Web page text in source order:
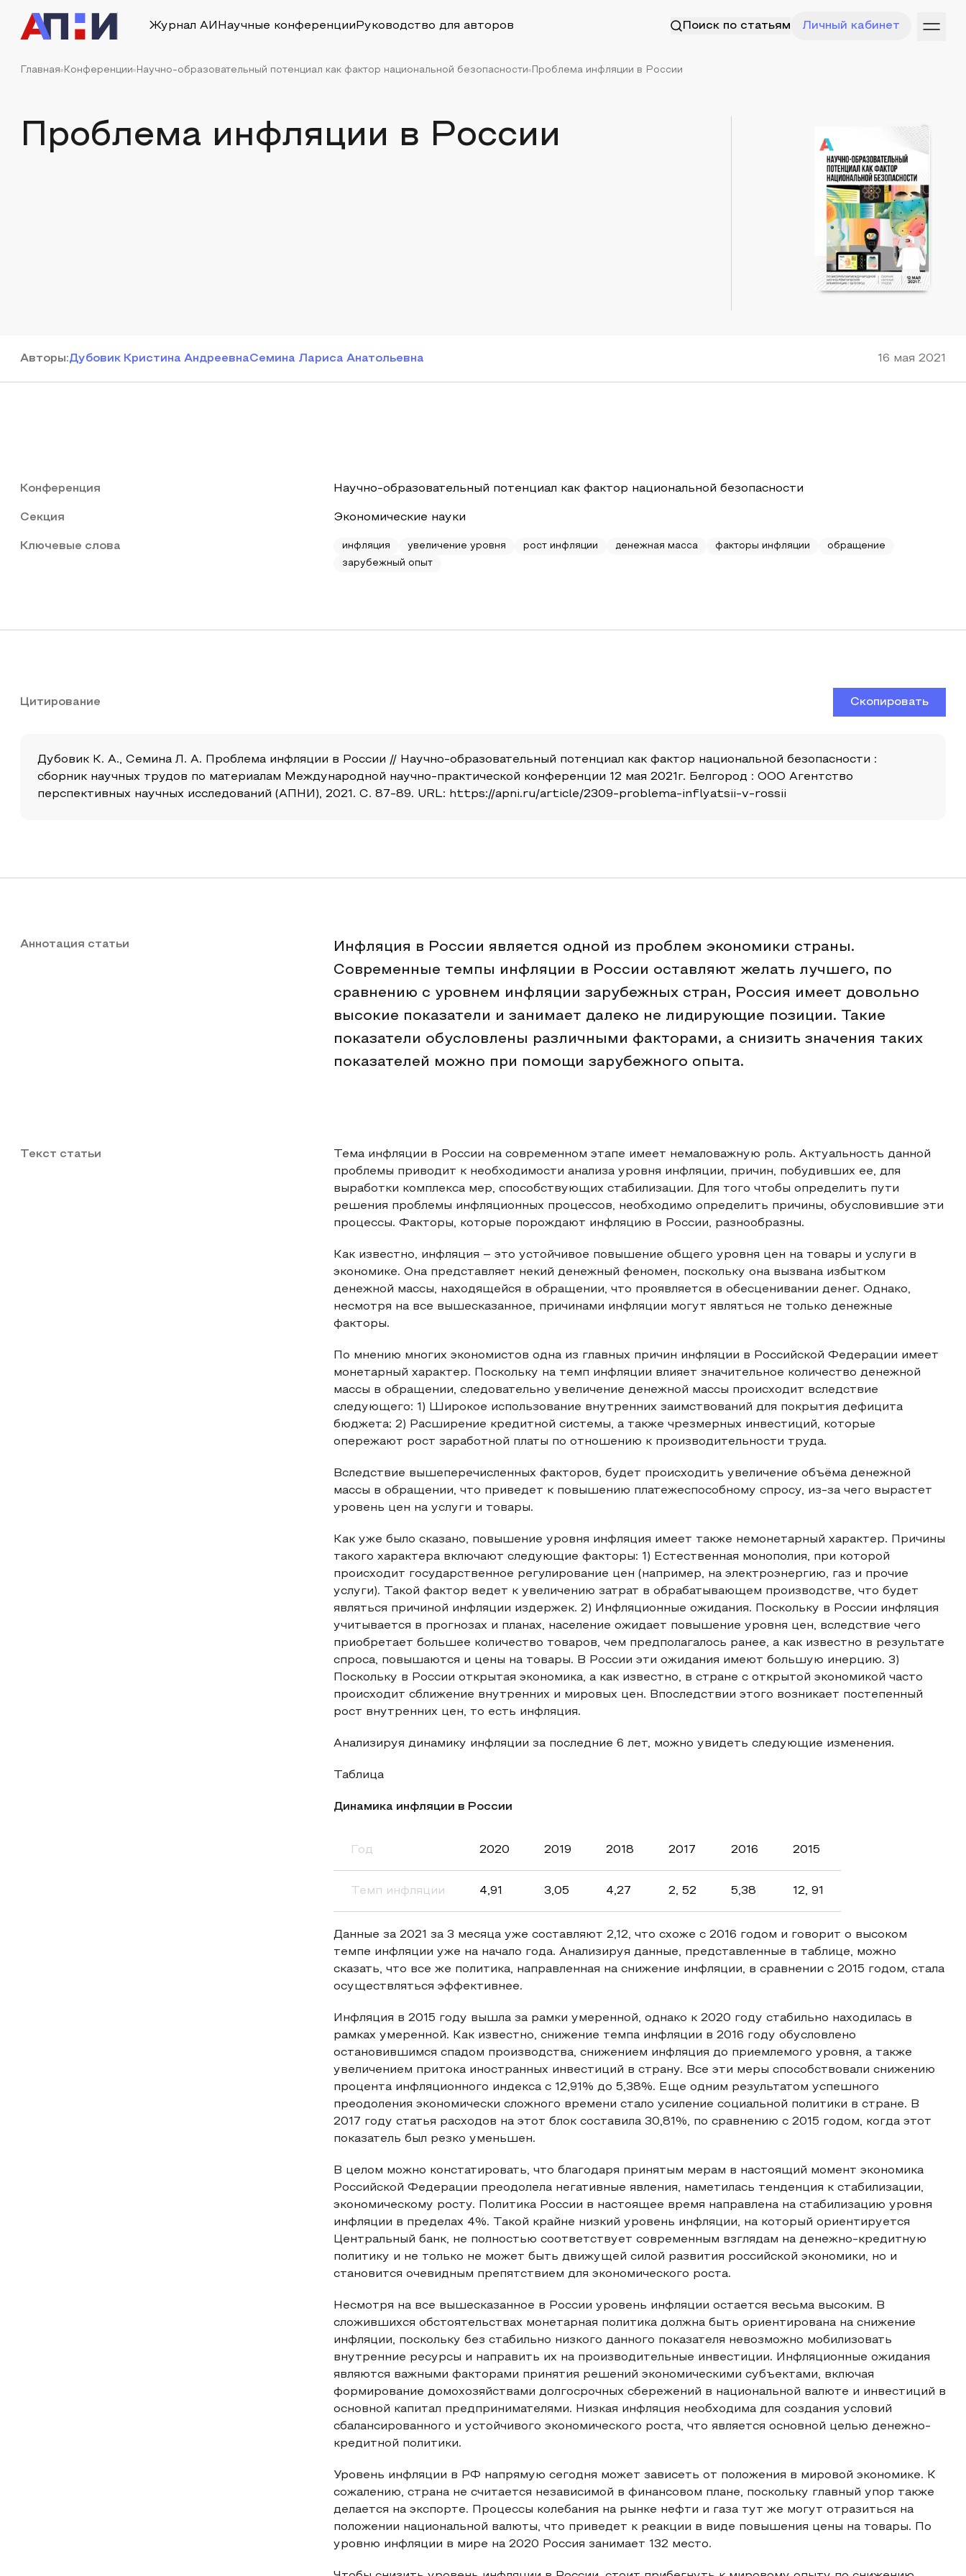
Журнал АИ Научные конференции Руководство для авторов Поиск по статьям Личный кабинет
Главная Конференции Научно-образовательный потенциал как фактор национальной безопасности Проблема инфляции в России
Проблема инфляции в России
Авторы:Дубовик Кристина АндреевнаСемина Лариса Анатольевна 16 мая 2021
Конференция Научно-образовательный потенциал как фактор национальной безопасности
Секция Экономические науки
Ключевые слова инфляция увеличение уровня рост инфляции денежная масса факторы инфляции
обращение
зарубежный опыт
Цитирование Скопировать
Дубовик К. А., Семина Л. А. Проблема инфляции в России // Научно-образовательный потенциал как фактор национальной безопасности :
сборник научных трудов по материалам Международной научно-практической конференции 12 мая 2021г. Белгород : ООО Агентство
перспективных научных исследований (АПНИ), 2021. С. 87-89. URL: https://apni.ru/article/2309-problema-inflyatsii-v-rossii
Аннотация статьи
Инфляция в России является одной из проблем экономики страны.
Современные темпы инфляции в России оставляют желать лучшего, по
сравнению с уровнем инфляции зарубежных стран, Россия имеет довольно
высокие показатели и занимает далеко не лидирующие позиции. Такие
показатели обусловлены различными факторами, а снизить значения таких
показателей можно при помощи зарубежного опыта.
Текст статьи
Тема инфляции в России на современном этапе имеет немаловажную роль. Актуальность данной
проблемы приводит к необходимости анализа уровня инфляции, причин, побудивших ее, для
выработки комплекса мер, способствующих стабилизации. Для того чтобы определить пути
решения проблемы инфляционных процессов, необходимо определить причины, обусловившие эти
процессы. Факторы, которые порождают инфляцию в России, разнообразны.
Как известно, инфляция – это устойчивое повышение общего уровня цен на товары и услуги в
экономике. Она представляет некий денежный феномен, поскольку она вызвана избытком
денежной массы, находящейся в обращении, что проявляется в обесценивании денег. Однако,
несмотря на все вышесказанное, причинами инфляции могут являться не только денежные
факторы.
По мнению многих экономистов одна из главных причин инфляции в Российской Федерации имеет
монетарный характер. Поскольку на темп инфляции влияет значительное количество денежной
массы в обращении, следовательно увеличение денежной массы происходит вследствие
следующего: 1) Широкое использование внутренних заимствований для покрытия дефицита
бюджета; 2) Расширение кредитной системы, а также чрезмерных инвестиций, которые
опережают рост заработной платы по отношению к производительности труда.
Вследствие вышеперечисленных факторов, будет происходить увеличение объёма денежной
массы в обращении, что приведет к повышению платежеспособному спросу, из-за чего вырастет
уровень цен на услуги и товары.
Как уже было сказано, повышение уровня инфляция имеет также немонетарный характер. Причины
такого характера включают следующие факторы: 1) Естественная монополия, при которой
происходит государственное регулирование цен (например, на электроэнергию, газ и прочие
услуги). Такой фактор ведет к увеличению затрат в обрабатывающем производстве, что будет
являться причиной инфляции издержек. 2) Инфляционные ожидания. Поскольку в России инфляция
учитывается в прогнозах и планах, население ожидает повышение уровня цен, вследствие чего
приобретает большее количество товаров, чем предполагалось ранее, а как известно в результате
спроса, повышаются и цены на товары. В России эти ожидания имеют большую инерцию. 3)
Поскольку в России открытая экономика, а как известно, в стране с открытой экономикой часто
происходит сближение внутренних и мировых цен. Впоследствии этого возникает постепенный
рост внутренних цен, то есть инфляция.
Анализируя динамику инфляции за последние 6 лет, можно увидеть следующие изменения.
Таблица
Динамика инфляции в России
Год 2020 2019 2018 2017 2016 2015
Темп инфляции 4,91 3,05 4,27 2, 52 5,38 12, 91
Данные за 2021 за 3 месяца уже составляют 2,12, что схоже с 2016 годом и говорит о высоком
темпе инфляции уже на начало года. Анализируя данные, представленные в таблице, можно
сказать, что все же политика, направленная на снижение инфляции, в сравнении с 2015 годом, стала
осуществляться эффективнее.
Инфляция в 2015 году вышла за рамки умеренной, однако к 2020 году стабильно находилась в
рамках умеренной. Как известно, снижение темпа инфляции в 2016 году обусловлено
остановившимся спадом производства, снижением инфляция до приемлемого уровня, а также
увеличением притока иностранных инвестиций в страну. Все эти меры способствовали снижению
процента инфляционного индекса с 12,91% до 5,38%. Еще одним результатом успешного
преодоления экономически сложного времени стало усиление социальной политики в стране. В
2017 году статья расходов на этот блок составила 30,81%, по сравнению с 2015 годом, когда этот
показатель был резко уменьшен.
В целом можно констатировать, что благодаря принятым мерам в настоящий момент экономика
Российской Федерации преодолела негативные явления, наметилась тенденция к стабилизации,
экономическому росту. Политика России в настоящее время направлена на стабилизацию уровня
инфляции в пределах 4%. Такой крайне низкий уровень инфляции, на который ориентируется
Центральный банк, не полностью соответствует современным взглядам на денежно-кредитную
политику и не только не может быть движущей силой развития российской экономики, но и
становится очевидным препятствием для экономического роста.
Несмотря на все вышесказанное в России уровень инфляции остается весьма высоким. В
сложившихся обстоятельствах монетарная политика должна быть ориентирована на снижение
инфляции, поскольку без стабильно низкого данного показателя невозможно мобилизовать
внутренние ресурсы и направить их на производительные инвестиции. Инфляционные ожидания
являются важными факторами принятия решений экономическими субъектами, включая
формирование домохозяйствами долгосрочных сбережений в национальной валюте и инвестиций в
основной капитал предпринимателями. Низкая инфляция необходима для создания условий
сбалансированного и устойчивого экономического роста, что является основной целью денежно-
кредитной политики.
Уровень инфляции в РФ напрямую сегодня может зависеть от положения в мировой экономике. К
сожалению, страна не считается независимой в финансовом плане, поскольку главный упор также
делается на экспорте. Процессы колебания на рынке нефти и газа тут же могут отразиться на
положении национальной валюты, что приведет к реакции в виде повышения цены на товары. По
уровню инфляции в мире на 2020 Россия занимает 132 место.